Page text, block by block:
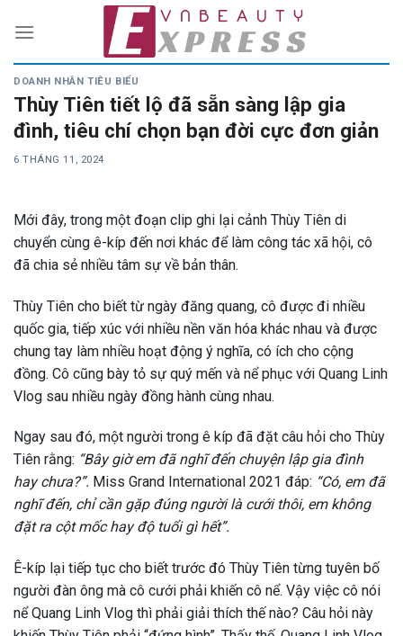
DOANH NHÂN TIÊU BIỂU
Thùy Tiên tiết lộ đã sẵn sàng lập gia
đình, tiêu chí chọn bạn đời cực đơn giản
6 THÁNG 11, 2024
Mới đây, trong một đoạn clip ghi lại cảnh Thùy Tiên di
chuyển cùng ê-kíp đến nơi khác để làm công tác xã hội, cô
đã chia sẻ nhiều tâm sự về bản thân.
Thùy Tiên cho biết từ ngày đăng quang, cô được đi nhiều
quốc gia, tiếp xúc với nhiều nền văn hóa khác nhau và được
chung tay làm nhiều hoạt động ý nghĩa, có ích cho cộng
đồng. Cô cũng bày tỏ sự quý mến và nể phục với Quang Linh
Vlog sau nhiều ngày đồng hành cùng nhau.
Ngay sau đó, một người trong ê kíp đã đặt câu hỏi cho Thùy
Tiên rằng: “Bây giờ em đã nghĩ đến chuyện lập gia đình
hay chưa?”. Miss Grand International 2021 đáp: “Có, em đã
nghĩ đến, chỉ cần gặp đúng người là cưới thôi, em không
đặt ra cột mốc hay độ tuổi gì hết”.
Ê-kíp lại tiếp tục cho biết trước đó Thùy Tiên từng tuyên bố
người đàn ông mà cô cưới phải khiến cô nể. Vậy việc cô nói
nể Quang Linh Vlog thì phải giải thích thế nào? Câu hỏi này